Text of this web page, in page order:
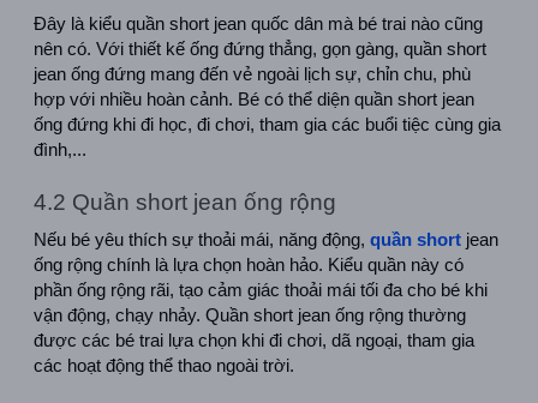
Đây là kiểu quần short jean quốc dân mà bé trai nào cũng
nên có. Với thiết kế ống đứng thẳng, gọn gàng, quần short
jean ống đứng mang đến vẻ ngoài lịch sự, chỉn chu, phù
hợp với nhiều hoàn cảnh. Bé có thể diện quần short jean
ống đứng khi đi học, đi chơi, tham gia các buổi tiệc cùng gia
đình,...
4.2 Quần short jean ống rộng
Nếu bé yêu thích sự thoải mái, năng động, quần short jean
ống rộng chính là lựa chọn hoàn hảo. Kiểu quần này có
phần ống rộng rãi, tạo cảm giác thoải mái tối đa cho bé khi
vận động, chạy nhảy. Quần short jean ống rộng thường
được các bé trai lựa chọn khi đi chơi, dã ngoại, tham gia
các hoạt động thể thao ngoài trời.